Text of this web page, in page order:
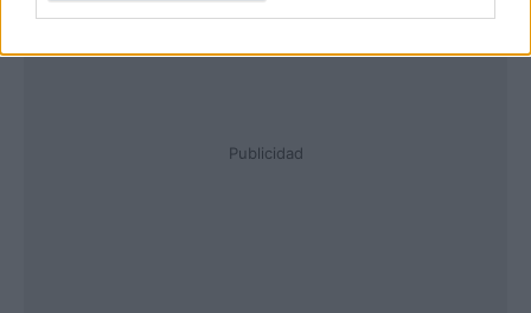
Publicidad